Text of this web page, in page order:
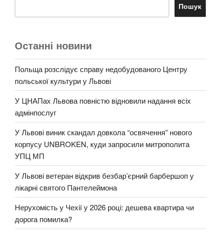
Пошук
Останні новини
Польща розслідує справу недобудованого Центру
польської культури у Львові
У ЦНАПах Львова повністю відновили надання всіх
адмінпослуг
У Львові виник скандал довкола “освячення” нового
корпусу UNBROKEN, куди запросили митрополита
УПЦ МП
У Львові ветеран відкрив безбар’єрний барбершоп у
лікарні святого Пантелеймона
Нерухомість у Чехії у 2026 році: дешева квартира чи
дорога помилка?